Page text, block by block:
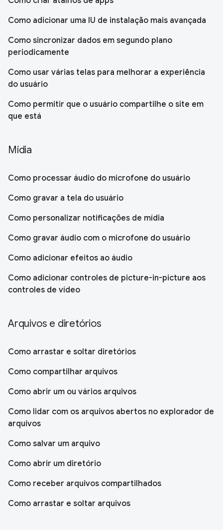
Como adicionar uma IU de instalação mais avançada
Como sincronizar dados em segundo plano
periodicamente
Como usar várias telas para melhorar a experiência
do usuário
Como permitir que o usuário compartilhe o site em
que está
Mídia
Como processar áudio do microfone do usuário
Como gravar a tela do usuário
Como personalizar notificações de mídia
Como gravar áudio com o microfone do usuário
Como adicionar efeitos ao áudio
Como adicionar controles de picture-in-picture aos
controles de vídeo
Arquivos e diretórios
Como arrastar e soltar diretórios
Como compartilhar arquivos
Como abrir um ou vários arquivos
Como lidar com os arquivos abertos no explorador de
arquivos
Como salvar um arquivo
Como abrir um diretório
Como receber arquivos compartilhados
Como arrastar e soltar arquivos